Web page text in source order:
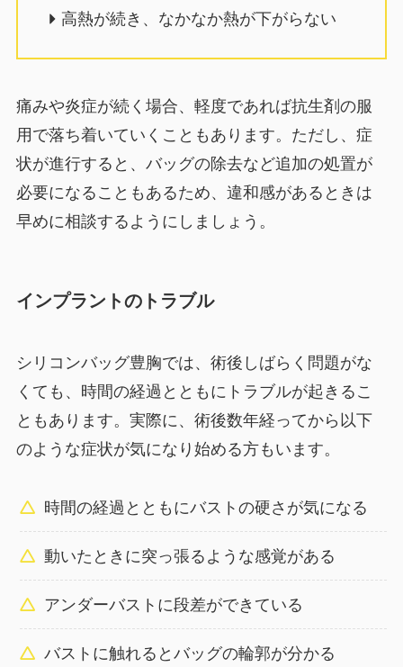
高熱が続き、なかなか熱が下がらない
痛みや炎症が続く場合、軽度であれば抗生剤の服
用で落ち着いていくこともあります。ただし、症
状が進行すると、バッグの除去など追加の処置が
必要になることもあるため、違和感があるときは
早めに相談するようにしましょう。
インプラントのトラブル
シリコンバッグ豊胸では、術後しばらく問題がな
くても、時間の経過とともにトラブルが起きるこ
ともあります。実際に、術後数年経ってから以下
のような症状が気になり始める方もいます。
時間の経過とともにバストの硬さが気になる
動いたときに突っ張るような感覚がある
アンダーバストに段差ができている
バストに触れるとバッグの輪郭が分かる